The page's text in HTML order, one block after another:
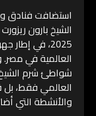
استضافت فنادق
الشيخ بارون
2025، في
العالمية في
شواطئ شرم
العالمي فقط، بل
والأنشطة التي